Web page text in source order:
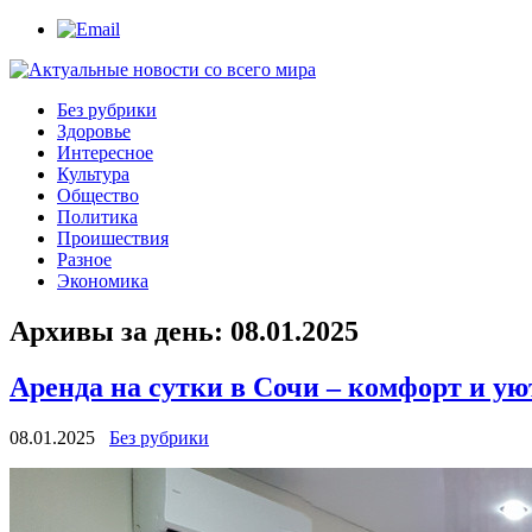
Без рубрики
Здоровье
Интересное
Культура
Общество
Политика
Проишествия
Разное
Экономика
Архивы за день: 08.01.2025
Аренда на сутки в Сочи – комфорт и
08.01.2025 Без рубрики